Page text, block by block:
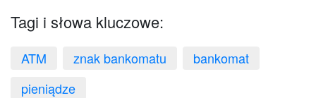
Tagi i słowa kluczowe:
ATM znak bankomatu
bankomat
pieniądze